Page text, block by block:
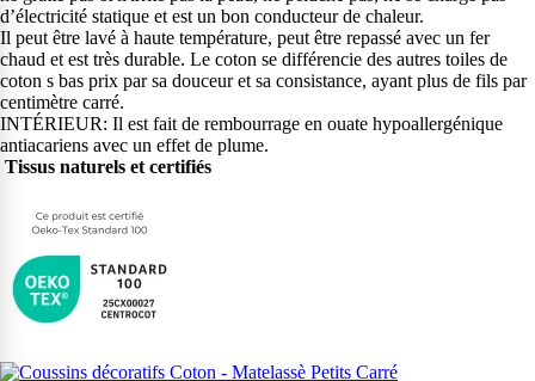
d’électricité statique et est un bon conducteur de chaleur.
Il peut être lavé à haute température, peut être repassé avec un fer
chaud et est très durable. Le coton se différencie des autres toiles de
coton s bas prix par sa douceur et sa consistance, ayant plus de fils par
centimètre carré.
INTÉRIEUR: Il est fait de rembourrage en ouate hypoallergénique
antiacariens avec un effet de plume.
Tissus naturels et certifiés